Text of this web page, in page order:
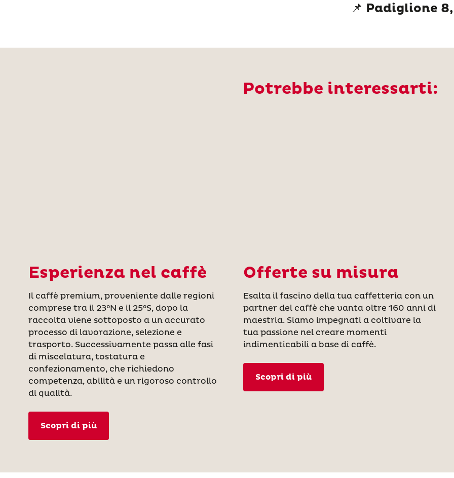
📌 Padiglione
Potrebbe interessarti:
Esperienza nel caffè
Il caffè premium, proveniente dalle regioni
comprese tra il 23°N e il 25°S, dopo la
raccolta viene sottoposto a un accurato
processo di lavorazione, selezione e
trasporto. Successivamente passa alle fasi
di miscelatura, tostatura e
confezionamento, che richiedono
competenza, abilità e un rigoroso controllo
di qualità.
Scopri di più
Offerte su misura
Esalta il fascino della tua caffetteria con un
partner del caffè che vanta oltre 160 anni di
maestria. Siamo impegnati a coltivare la
tua passione nel creare momenti
indimenticabili a base di caffè.
Scopri di più